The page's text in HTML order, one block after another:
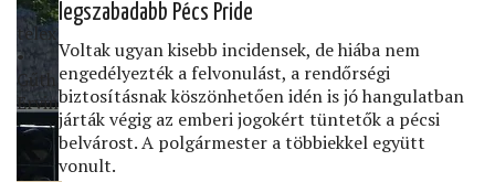
telex
•
Gűth
Ervin
legszabadabb Pécs Pride
Voltak ugyan kisebb incidensek, de hiába nem
engedélyezték a felvonulást, a rendőrségi
biztosításnak köszönhetően idén is jó hangulatban
járták végig az emberi jogokért tüntetők a pécsi
belvárost. A polgármester a többiekkel együtt
vonult.